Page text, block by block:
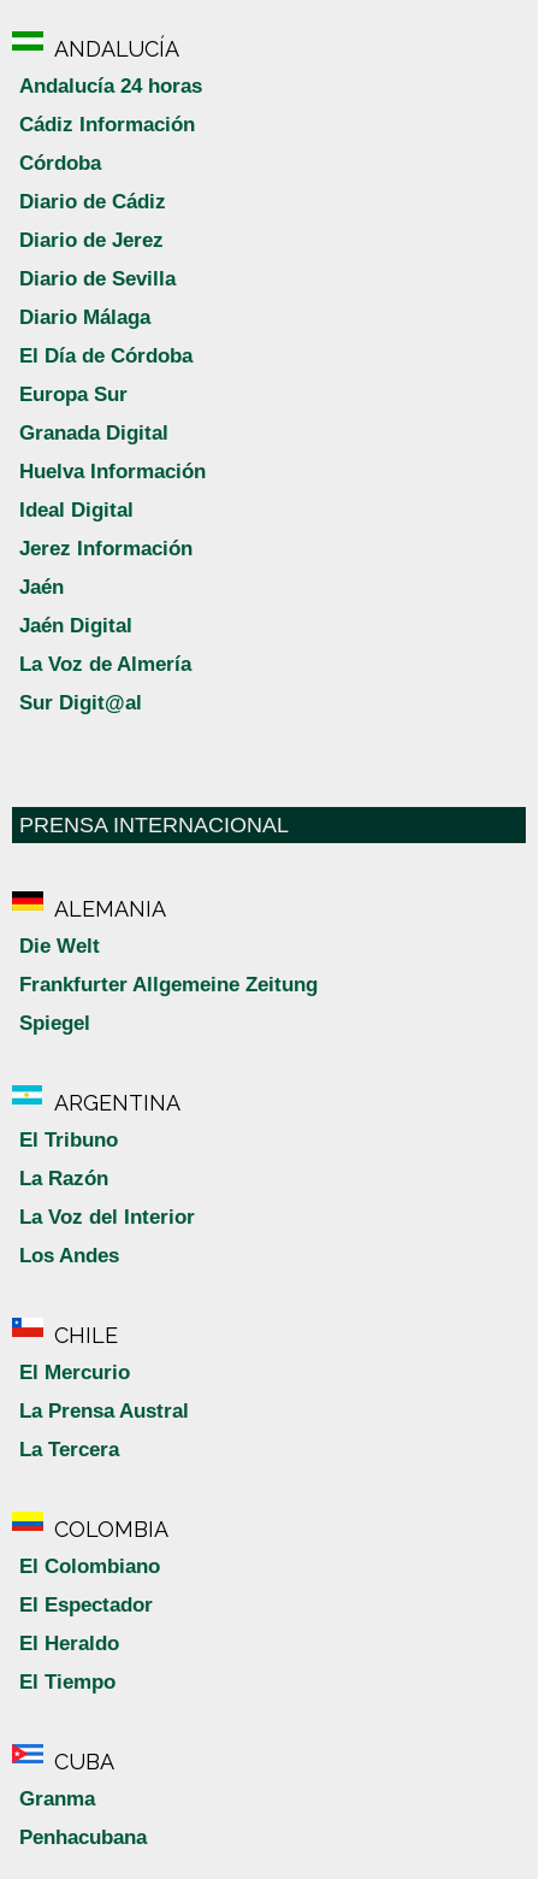
ANDALUCÍA
Andalucía 24 horas
Cádiz Información
Córdoba
Diario de Cádiz
Diario de Jerez
Diario de Sevilla
Diario Málaga
El Día de Córdoba
Europa Sur
Granada Digital
Huelva Información
Ideal Digital
Jerez Información
Jaén
Jaén Digital
La Voz de Almería
Sur Digit@al
PRENSA INTERNACIONAL
ALEMANIA
Die Welt
Frankfurter Allgemeine Zeitung
Spiegel
ARGENTINA
El Tribuno
La Razón
La Voz del Interior
Los Andes
CHILE
El Mercurio
La Prensa Austral
La Tercera
COLOMBIA
El Colombiano
El Espectador
El Heraldo
El Tiempo
CUBA
Granma
Penhacubana